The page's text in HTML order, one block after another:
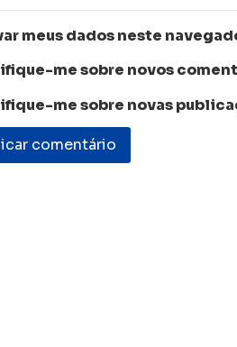
meus dados neste
me sobre novos
me sobre novas